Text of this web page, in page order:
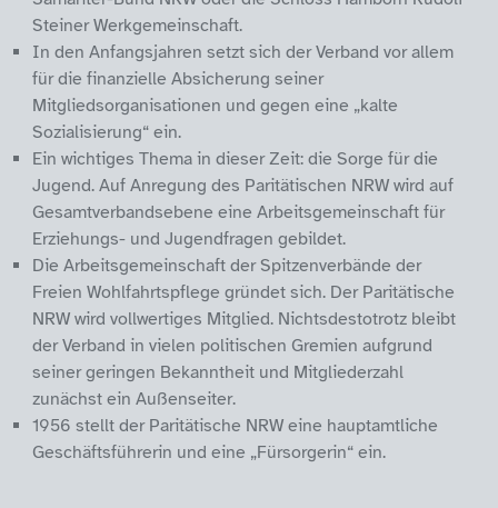
Steiner Werkgemeinschaft.
In den Anfangsjahren setzt sich der Verband vor allem
für die finanzielle Absicherung seiner
Mitgliedsorganisationen und gegen eine „kalte
Sozialisierung“ ein.
Ein wichtiges Thema in dieser Zeit: die Sorge für die
Jugend. Auf Anregung des Paritätischen NRW wird auf
Gesamtverbandsebene eine Arbeitsgemeinschaft für
Erziehungs- und Jugendfragen gebildet.
Die Arbeitsgemeinschaft der Spitzenverbände der
Freien Wohlfahrtspflege gründet sich. Der Paritätische
NRW wird vollwertiges Mitglied. Nichtsdestotrotz bleibt
der Verband in vielen politischen Gremien aufgrund
seiner geringen Bekanntheit und Mitgliederzahl
zunächst ein Außenseiter.
1956 stellt der Paritätische NRW eine hauptamtliche
Geschäftsführerin und eine „Fürsorgerin“ ein.